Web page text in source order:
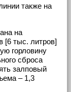
также на
на
[6 тыс. литров]
горловину
сброса
залповый
– 1,3